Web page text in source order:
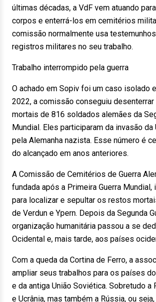
últimas décadas, a VdF vem atuando
corpos e enterrá-los em cemitérios
comissão normalmente usa
registros militares no seu trabalho.
Trabalho interrompido pela guerra
O achado em Sopiv foi um caso isolado
2022, a comissão conseguiu
mortais de 816 soldados alemães da
Mundial. Eles participaram da invasão
pela Alemanha nazista. Esse número é
do alcançado em anos anteriores.
A Comissão de Cemitérios de Guerra
fundada após a Primeira Guerra Mundial,
para localizar e sepultar os restos
de Verdun e Ypern. Depois da Segunda
organização humanitária passou a se
Ocidental e, mais tarde, aos países
Com a queda da Cortina de Ferro, a
ampliar seus trabalhos para os países
e da antiga União Soviética. Sobretudo a
e Ucrânia, mas também a Rússia, ou